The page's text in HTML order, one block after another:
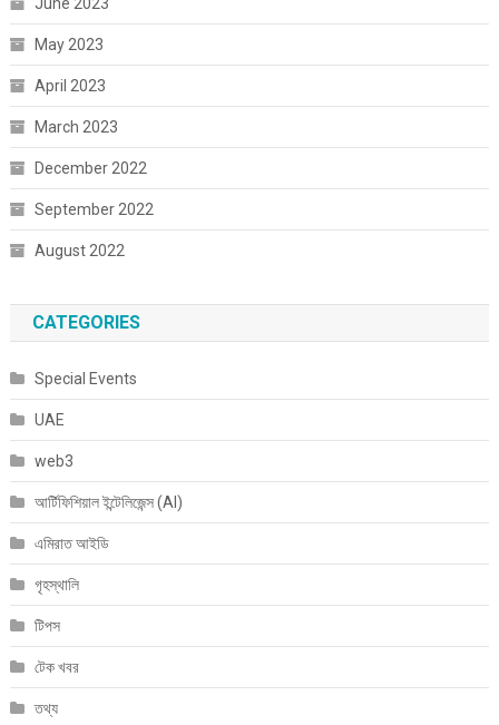
May 2023
April 2023
March 2023
December 2022
September 2022
August 2022
CATEGORIES
Special Events
UAE
web3
আর্টিফিশিয়াল ইন্টেলিজেন্স (AI)
এমিরাত আইডি
গৃহস্থালি
টিপস
টেক খবর
তথ্য